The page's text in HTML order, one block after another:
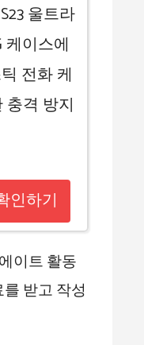
울트라
케이스에
전화 케
충격 방지
인하기
이트 활동
받고 작성